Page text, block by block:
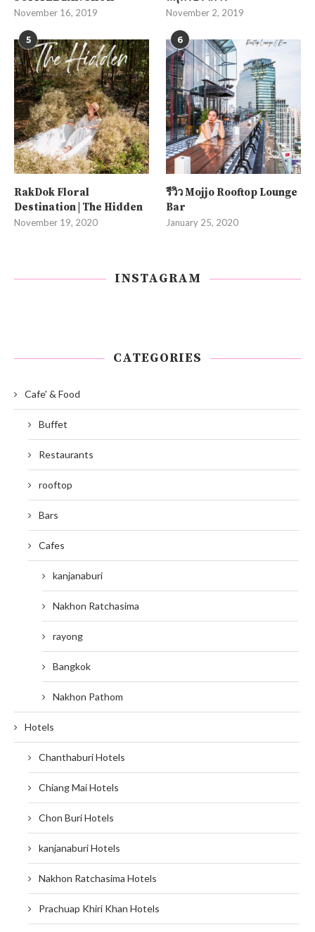
November 16, 2019 November 2, 2019
5
RakDok Floral
Destination | The Hidden
November 19, 2020
6
รีวิว Mojjo Rooftop Lounge
Bar
January 25, 2020
INSTAGRAM
CATEGORIES
Cafe' & Food
Buffet
Restaurants
rooftop
Bars
Cafes
kanjanaburi
Nakhon Ratchasima
rayong
Bangkok
Nakhon Pathom
Hotels
Chanthaburi Hotels
Chiang Mai Hotels
Chon Buri Hotels
kanjanaburi Hotels
Nakhon Ratchasima Hotels
Prachuap Khiri Khan Hotels